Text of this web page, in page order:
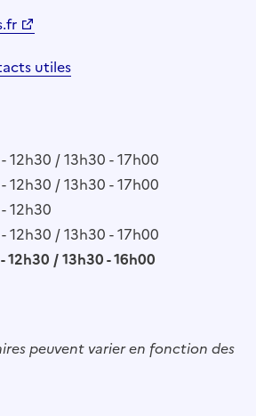
utiles
12h30 / 13h30 - 17h00
12h30 / 13h30 - 17h00
12h30
12h30 / 13h30 - 17h00
12h30 / 13h30 - 16h00
peuvent varier en fonction des